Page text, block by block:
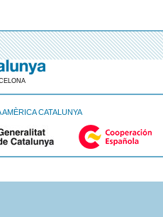
CATALUNYA